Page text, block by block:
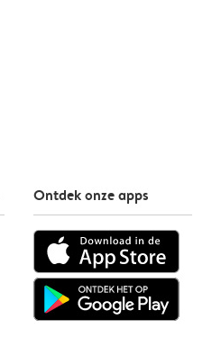
Ontdek onze apps